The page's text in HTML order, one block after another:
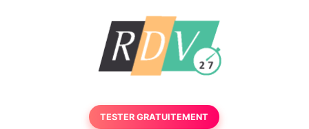
TESTER GRATUITEMENT